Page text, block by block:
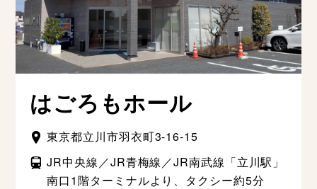
はごろもホール
東京都立川市羽衣町3-16-15
JR中央線／JR青梅線／JR南武線「立川駅」
南口1階ターミナルより、タクシー約5分